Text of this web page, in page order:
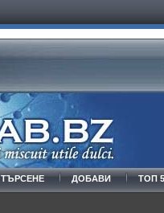
ТЪРСЕНЕ ДОБАВИ ТОП